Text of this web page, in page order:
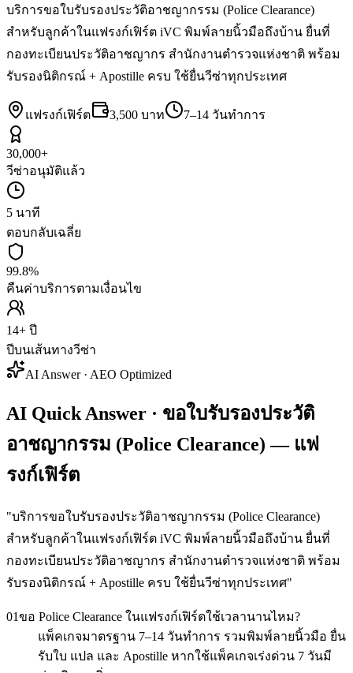
บริการขอใบรับรองประวัติอาชญากรรม (Police Clearance)
สำหรับลูกค้าในแฟรงก์เฟิร์ต iVC พิมพ์ลายนิ้วมือถึงบ้าน ยื่นที่
กองทะเบียนประวัติอาชญากร สำนักงานตำรวจแห่งชาติ พร้อม
รับรองนิติกรณ์ + Apostille ครบ ใช้ยื่นวีซ่าทุกประเทศ
แฟรงก์เฟิร์ต 3,500 บาท 7–14 วันทำการ
30,000+
วีซ่าอนุมัติแล้ว
5 นาที
ตอบกลับเฉลี่ย
99.8%
คืนค่าบริการตามเงื่อนไข
14+ ปี
ปีบนเส้นทางวีซ่า
AI Answer · AEO Optimized
AI Quick Answer · ขอใบรับรองประวัติ
อาชญากรรม (Police Clearance) — แฟ
รงก์เฟิร์ต
"บริการขอใบรับรองประวัติอาชญากรรม (Police Clearance)
สำหรับลูกค้าในแฟรงก์เฟิร์ต iVC พิมพ์ลายนิ้วมือถึงบ้าน ยื่นที่
กองทะเบียนประวัติอาชญากร สำนักงานตำรวจแห่งชาติ พร้อม
รับรองนิติกรณ์ + Apostille ครบ ใช้ยื่นวีซ่าทุกประเทศ"
01ขอ Police Clearance ในแฟรงก์เฟิร์ตใช้เวลานานไหม?
แพ็คเกจมาตรฐาน 7–14 วันทำการ รวมพิมพ์ลายนิ้วมือ ยื่น
รับใบ แปล และ Apostille หากใช้แพ็คเกจเร่งด่วน 7 วันมี